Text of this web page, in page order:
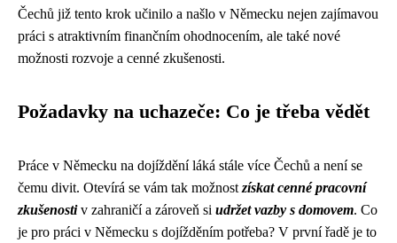
Čechů již tento krok učinilo a našlo v Německu nejen zajímavou
práci s atraktivním finančním ohodnocením, ale také nové
možnosti rozvoje a cenné zkušenosti.
Požadavky na uchazeče: Co je třeba vědět
Práce v Německu na dojíždění láká stále více Čechů a není se
čemu divit. Otevírá se vám tak možnost získat cenné pracovní
zkušenostiv zahraničí a zároveň si udržet vazby s domovem. Co
je pro práci v Německu s dojížděním potřeba? V první řadě je to